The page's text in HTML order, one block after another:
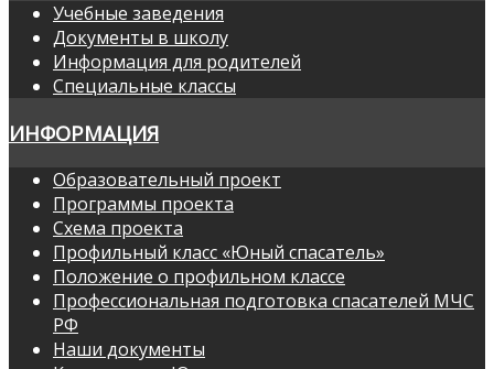
Учебные заведения
Документы в школу
Информация для родителей
Специальные классы
ИНФОРМАЦИЯ
Образовательный проект
Программы проекта
Схема проекта
Профильный класс «Юный спасатель»
Положение о профильном классе
Профессиональная подготовка спасателей МЧС
РФ
Наши документы